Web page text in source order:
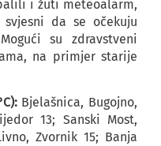
i žuti meteoalarm,
da se očekuju
su zdravstveni
na primjer starije
Bjelašnica, Bugojno,
13; Sanski Most,
Zvornik 15; Banja